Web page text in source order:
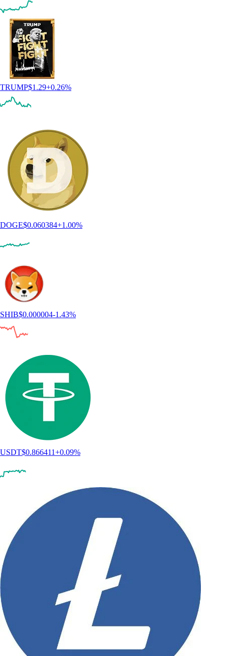
TRUMP$1.29+0.26%
DOGE$0.060384+1.00%
SHIB$0.000004-1.43%
USDT$0.866411+0.09%